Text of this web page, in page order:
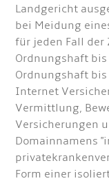
Landgericht
bei Meidung
für jeden Fall der
Ordnungshaft
Ordnungshaft
Internet
Vermittlung,
Versicherungen
Domainnamens
Form einer